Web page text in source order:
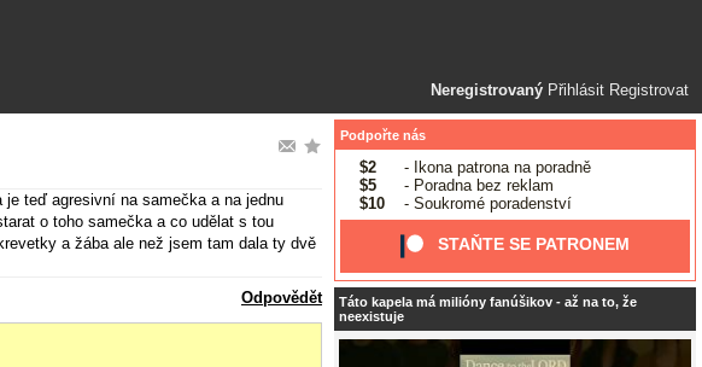
Neregistrovaný Přihlásit Registrovat
teď agresivní na samečka a na jednu
o toho samečka a co udělat s tou
a žába ale než jsem tam dala ty dvě
Odpovědět
Podpořte nás
$2
- Ikona patrona na poradně
$5
- Poradna bez reklam
$10
- Soukromé poradenství
STAŇTE SE PATRONEM
Táto kapela má milióny fanúšikov - až na to, že
neexistuje